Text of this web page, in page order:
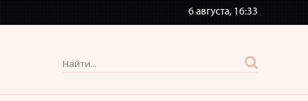
6 августа,16:33